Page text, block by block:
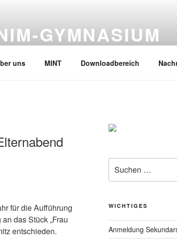
GYMNASIUM
uns MINT Downloadbereich
für die Aufführung
das Stück „Frau
entschieden.
nach:
WICHTIGES
Anmeldung